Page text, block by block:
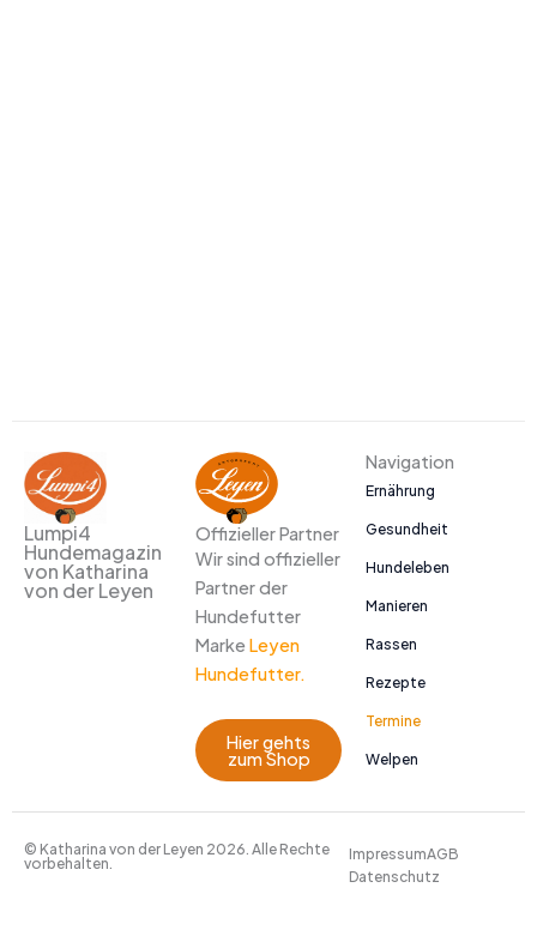
Lumpi4
Hundemagazin
von Katharina
von der Leyen
Offizieller Partner
Wir sind offizieller
Partner der
Hundefutter
Marke Leyen
Hundefutter.
Hier gehts
zum Shop
Navigation
Ernährung
Gesundheit
Hundeleben
Manieren
Rassen
Rezepte
Termine
Welpen
© Katharina von der Leyen 2026. Alle Rechte
vorbehalten.
ImpressumAGB
Datenschutz